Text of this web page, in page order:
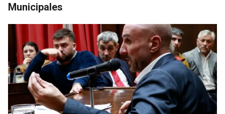
Municipales